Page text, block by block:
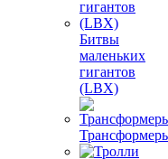
Битвы
маленьких
гигантов
(LBX)